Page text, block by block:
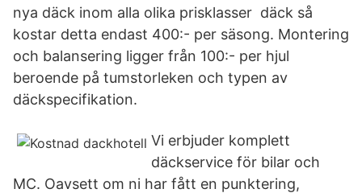
nya däck inom alla olika prisklasser däck så
kostar detta endast 400:- per säsong. Montering
och balansering ligger från 100:- per hjul
beroende på tumstorleken och typen av
däckspecifikation.
Vi erbjuder komplett
däckservice för bilar och
MC. Oavsett om ni har fått en punktering,